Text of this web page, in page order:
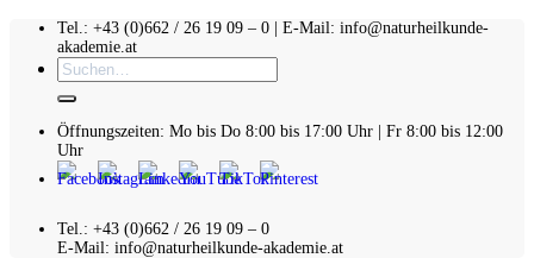
Zum
springen
Tel.: +43 (0)662 / 26 19 09 – 0 | E-Mail: info@naturheilkunde-
akademie.at
Suchen
nach:
Öffnungszeiten: Mo bis Do 8:00 bis 17:00 Uhr | Fr 8:00 bis 12:00
Uhr
Tel.: +43 (0)662 / 26 19 09 – 0
E-Mail: info@naturheilkunde-akademie.at